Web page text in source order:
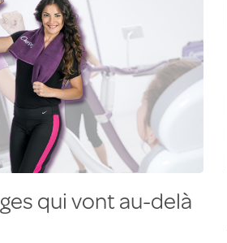
qui vont au-delà